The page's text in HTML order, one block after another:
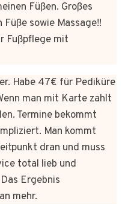
Füßen. Großes
sowie Massage!!
Fußpflege mit
Habe 47€ für Pediküre
man mit Karte zahlt
Termine bekommt
Man kommt
dran und muss
total lieb und
Ergebnis
mehr.